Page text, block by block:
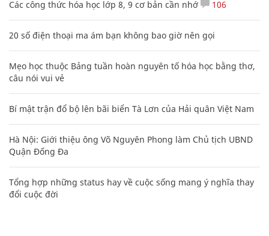
Các công thức hóa học lớp 8, 9 cơ bản cần nhớ 106
20 số điện thoại ma ám bạn không bao giờ nên gọi
Mẹo học thuộc Bảng tuần hoàn nguyên tố hóa học bằng thơ,
câu nói vui vẻ
Bí mật trận đổ bộ lên bãi biển Tà Lơn của Hải quân Việt Nam
Hà Nội: Giới thiệu ông Võ Nguyên Phong làm Chủ tịch UBND
Quận Đống Đa
Tổng hợp những status hay về cuộc sống mang ý nghĩa thay
đổi cuộc đời